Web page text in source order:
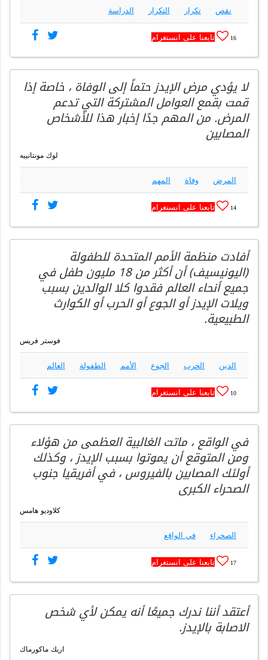
نقص
تكرار التكرار الدراسة
16 تابعنا على انستغرام
لا يؤدي مرض الإيدز حتماً إلى الوفاة ، خاصة إذا
قمت بقمع العوامل المشتركة التي تدعم
المرض. من المهم جدًا إخبار هذا للأشخاص
المصابين
لوك مونتانييه
المرض وفاة المهم
14 تابعنا على انستغرام
أفادت منظمة الأمم المتحدة للطفولة
(اليونيسيف) أن أكثر من 18 مليون طفل في
جميع أنحاء العالم فقدوا كلا الوالدين بسبب
ويلات الإيدز أو الجوع أو الحرب أو الكوارث
الطبيعية.
فوستر فريس
الدين الحرب الجوع الأمم الطفولة العالم
10 تابعنا على انستغرام
في الواقع ، ماتت الغالبية العظمى من هؤلاء
ومن المتوقع أن يموتوا بسبب الإيدز ، وكذلك
أولئك المصابين بالفيروس ، في أفريقيا جنوب
الصحراء الكبرى
كلاوديو هامس
الصحراء في الواقع
17 تابعنا على انستغرام
أعتقد أننا ندرك جميعًا أنه يمكن لأي شخص
الاصابة بالإيدز.
اريك ماكورماك